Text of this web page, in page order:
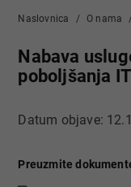
Naslovnica O nama
Nabava
poboljšanja
Datum objave:
Preuzmite